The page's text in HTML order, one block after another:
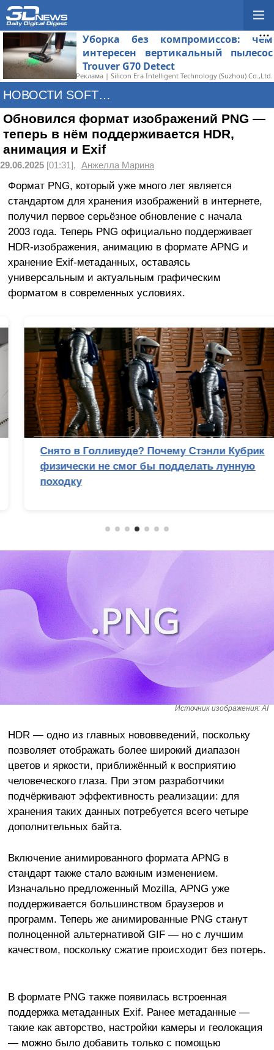
Уборка без компромиссов: чем
интересен вертикальный пылесос
Trouver G70 Detect
Реклама | Silicon Era Intelligent Technology (Suzhou) Co.,Ltd.
НОВОСТИ SOFTWARE
Обновился формат изображений PNG —
теперь в нём поддерживается HDR,
анимация и Exif
29.06.2025 [01:31], Анжелла Марина
Формат PNG, который уже много лет является
стандартом для хранения изображений в интернете,
получил первое серьёзное обновление с начала
2003 года. Теперь PNG официально поддерживает
HDR-изображения, анимацию в формате APNG и
хранение Exif-метаданных, оставаясь
универсальным и актуальным графическим
форматом в современных условиях.
Снято в Голливуде? Почему Стэнли Кубрик
физически не смог бы подделать лунную
походку
Источник изображения: AI
HDR — одно из главных нововведений, поскольку
позволяет отображать более широкий диапазон
цветов и яркости, приближённый к восприятию
человеческого глаза. При этом разработчики
подчёркивают эффективность реализации: для
хранения таких данных потребуется всего четыре
дополнительных байта.
Включение анимированного формата APNG в
стандарт также стало важным изменением.
Изначально предложенный Mozilla, APNG уже
поддерживается большинством браузеров и
программ. Теперь же анимированные PNG станут
полноценной альтернативой GIF — но с лучшим
качеством, поскольку сжатие происходит без потерь.
В формате PNG также появилась встроенная
поддержка метаданных Exif. Ранее метаданные —
такие как авторство, настройки камеры и геолокация
— можно было добавить только с помощью